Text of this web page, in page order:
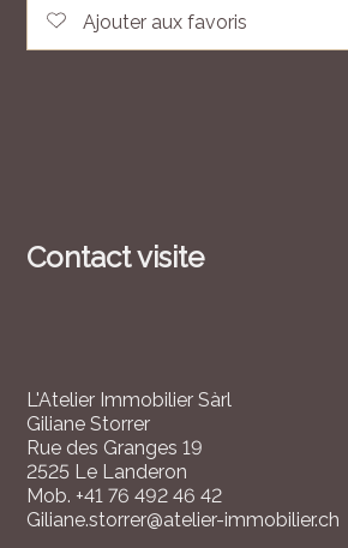
Ajouter aux favoris
Contact visite
L'Atelier Immobilier Sàrl
Giliane Storrer
Rue des Granges 19
2525 Le Landeron
Mob. +41 76 492 46 42
Giliane.storrer@atelier-immobilier.ch